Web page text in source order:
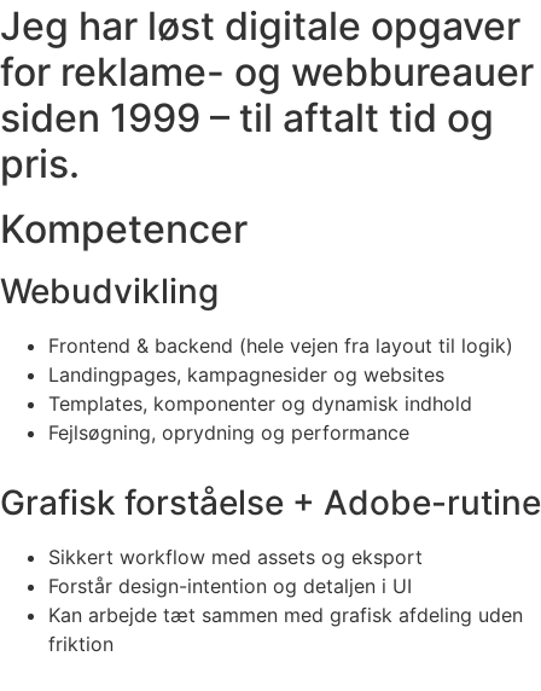
Jeg har løst digitale opgaver
for reklame- og webbureauer
siden 1999 – til aftalt tid og
pris.
Kompetencer
Webudvikling
Frontend & backend (hele vejen fra layout til logik)
Landingpages, kampagnesider og websites
Templates, komponenter og dynamisk indhold
Fejlsøgning, oprydning og performance
Grafisk forståelse + Adobe-rutine
Sikkert workflow med assets og eksport
Forstår design-intention og detaljen i UI
Kan arbejde tæt sammen med grafisk afdeling uden
friktion